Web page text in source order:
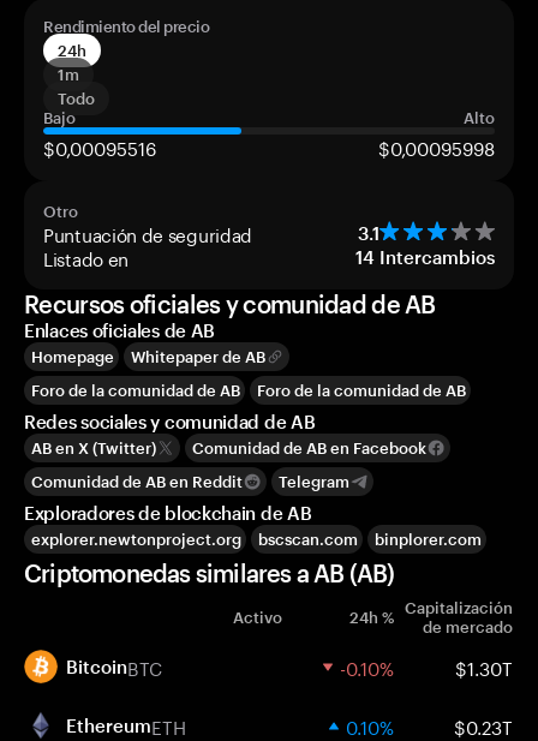
Rendimiento del precio
24h
1m
Todo
Bajo
Alto
$0,00095516 $0,00095998
Otro
Puntuación de seguridad 3.1
Listado en 14 Intercambios
Recursos oficiales y comunidad de AB
Enlaces oficiales de AB
Homepage
Whitepaper de AB
Foro de la comunidad de AB
Foro de la comunidad de AB
Redes sociales y comunidad de AB
AB en X (Twitter)
Comunidad de AB en Facebook
Comunidad de AB en Reddit
Telegram
Exploradores de blockchain de AB
explorer.newtonproject.org bscscan.com binplorer.com
Criptomonedas similares a AB (AB)
Activo 24h % Capitalización
de mercado
BitcoinBTC -0.10% $1.30T
EthereumETH 0.10% $0.23T